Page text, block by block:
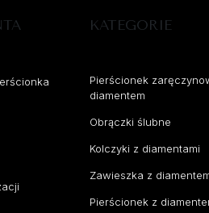
KATEGORIE
Pierścionek
diamentem
Obrączki ślubne
Kolczyki z diamentami
Zawieszka z
Pierścionek z